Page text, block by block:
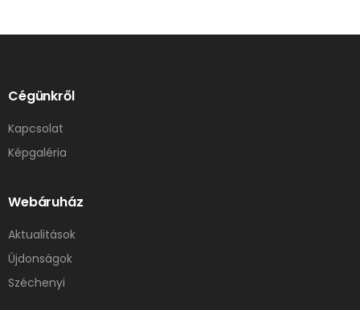
Cégünkről
Kapcsolat
Képgaléria
Webáruház
Aktualitások
Újdonságok
Széchenyi